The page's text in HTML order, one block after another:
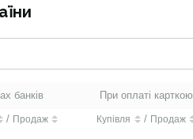
банків При оплаті карткою
/ Продаж Купівля / Продаж